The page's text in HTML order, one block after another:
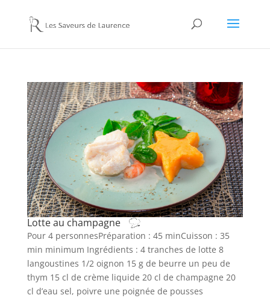
Lotte au champagne
Pour 4 personnesPréparation : 45 minCuisson : 35
min minimum Ingrédients : 4 tranches de lotte 8
langoustines 1/2 oignon 15 g de beurre un peu de
thym 15 cl de crème liquide 20 cl de champagne 20
cl d’eau sel, poivre une poignée de pousses